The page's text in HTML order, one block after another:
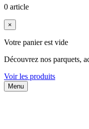
0 article
×
Votre panier est vide
Découvrez nos parquets,
Voir les produits
Menu